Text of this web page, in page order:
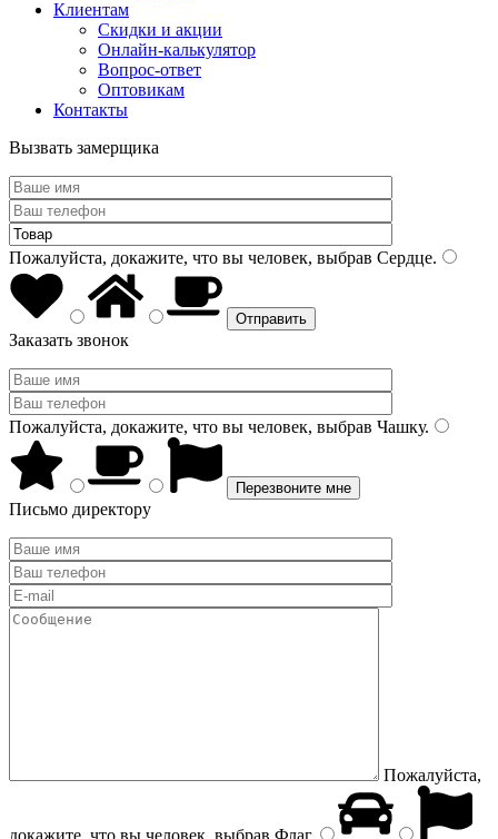
Клиентам
Скидки и акции
Онлайн-калькулятор
Вопрос-ответ
Оптовикам
Контакты
Вызвать замерщика
Пожалуйста, докажите, что вы человек, выбрав Сердце.
Заказать звонок
Пожалуйста, докажите, что вы человек, выбрав Чашку.
Письмо директору
Пожалуйста,
докажите, что вы человек, выбрав Флаг.